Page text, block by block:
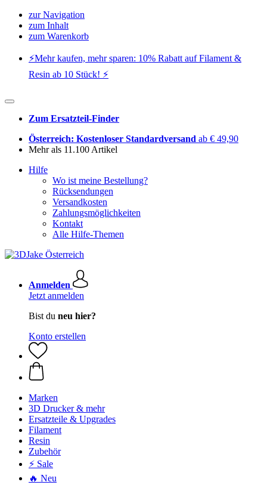
zur Navigation
zum Inhalt
zum Warenkorb
⚡️Mehr kaufen, mehr sparen: 10% Rabatt auf Filament &
Resin ab 10 Stück! ⚡️
Zum Ersatzteil-Finder
Österreich: Kostenloser Standardversand ab € 49,90
Mehr als 11.100 Artikel
Hilfe
Wo ist meine Bestellung?
Rücksendungen
Versandkosten
Zahlungsmöglichkeiten
Kontakt
Alle Hilfe-Themen
Anmelden
Jetzt anmelden
Bist du neu hier?
Konto erstellen
Marken
3D Drucker & mehr
Ersatzteile & Upgrades
Filament
Resin
Zubehör
⚡ Sale
🔥 Neu